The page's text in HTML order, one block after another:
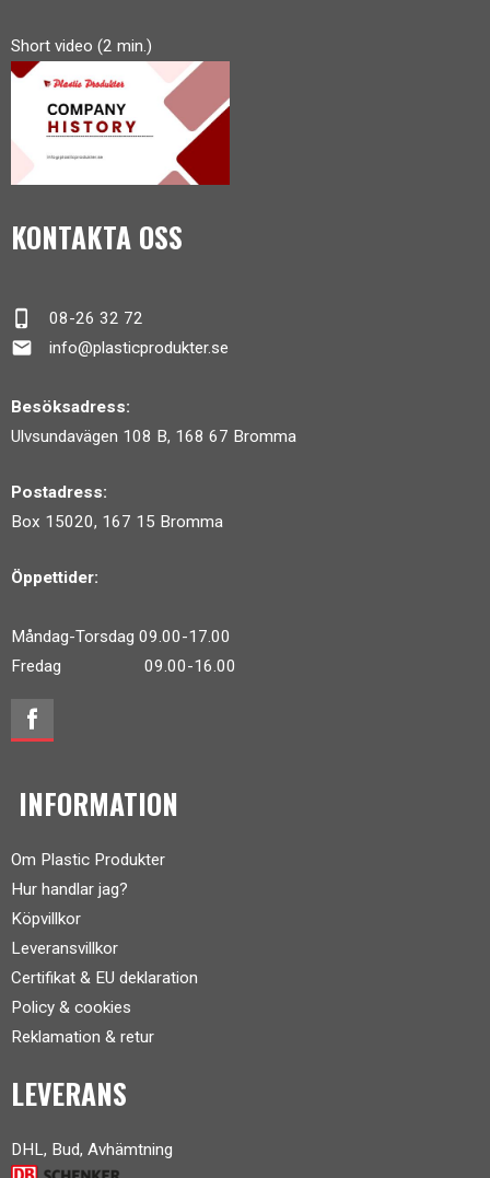
Short video (2 min.)
KONTAKTA OSS
phone_iphone 08-26 32 72
mail info@plasticprodukter.se
Besöksadress:
Ulvsundavägen 108 B, 168 67 Bromma
Postadress:
Box 15020, 167 15 Bromma
Öppettider:
Måndag-Torsdag 09.00-17.00
Fredag 09.00-16.00
INFORMATION
Om Plastic Produkter
Hur handlar jag?
Köpvillkor
Leveransvillkor
Certifikat & EU deklaration
Policy & cookies
Reklamation & retur
LEVERANS
DHL, Bud, Avhämtning